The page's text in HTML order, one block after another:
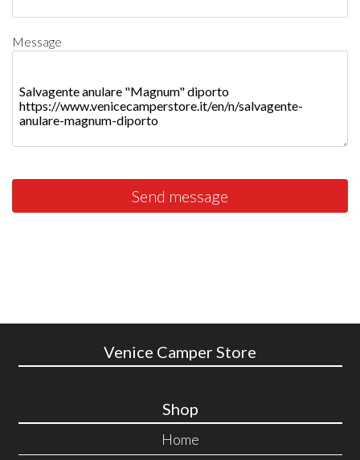
Message
Send message
Venice Camper Store
Shop
Home